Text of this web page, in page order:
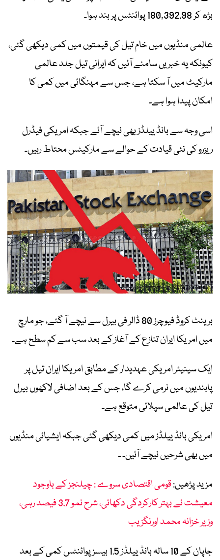
بڑھ کر 180,392.98 پوائنٹس پر بند ہوا۔
عالمی منڈیوں میں خام تیل کی قیمتوں میں کمی دیکھی گئی،
کیونکہ یہ خبریں سامنے آئیں کہ ایرانی تیل جلد عالمی
مارکیٹ میں آ سکتا ہے، جس سے مہنگائی میں کمی کا
امکان پیدا ہوا ہے۔
اسی وجہ سے بانڈ ییلڈز بھی نیچے آئے جبکہ امریکی فیڈرل
ریزرو کی نئی قیادت کے حوالے سے مارکیٹس محتاط رہیں۔
برینٹ کروڈ فیوچرز 80 ڈالر فی بیرل سے نیچے آ گئے، جو مارچ
میں امریکا ایران تنازع کے آغاز کے بعد سب سے کم سطح ہے۔
ایک سینیئر امریکی عہدیدار کے مطابق امریکا ایران تیل پر
پابندیوں میں نرمی کرے گا، جس کے بعد اضافی لاکھوں بیرل
تیل کی عالمی سپلائی متوقع ہے۔
امریکی بانڈ ییلڈز میں کمی دیکھی گئی جبکہ ایشیائی منڈیوں
میں بھی شرحیں نیچے آئیں۔ ۔
مزید پڑھیں:قومی اقتصادی سروے : چیلنجز کے باوجود
معیشت نے بہتر کارکردگی دکھائی، شرح نمو 3.7 فیصد رہی،
وزیر خزانہ محمد اورنگزیب
جاپان کے 10 سالہ بانڈ ییلڈز 1.5 بیسز پوائنٹس کمی کے بعد